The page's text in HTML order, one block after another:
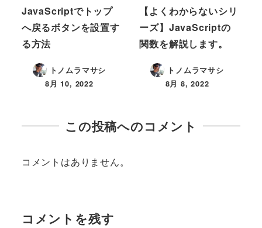
JavaScriptでトップ
へ戻るボタンを設置す
る方法
トノムラマサシ
8月 10, 2022
【よくわからないシリ
ーズ】JavaScriptの
関数を解説します。
トノムラマサシ
8月 8, 2022
この投稿へのコメント
コメントはありません。
コメントを残す